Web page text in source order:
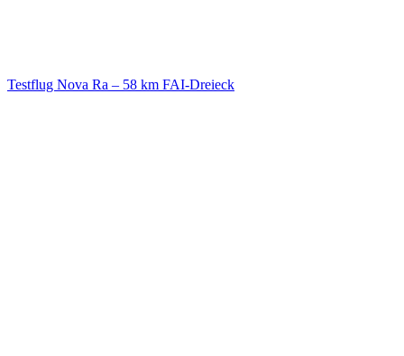
Testflug Nova Ra – 58 km FAI-Dreieck